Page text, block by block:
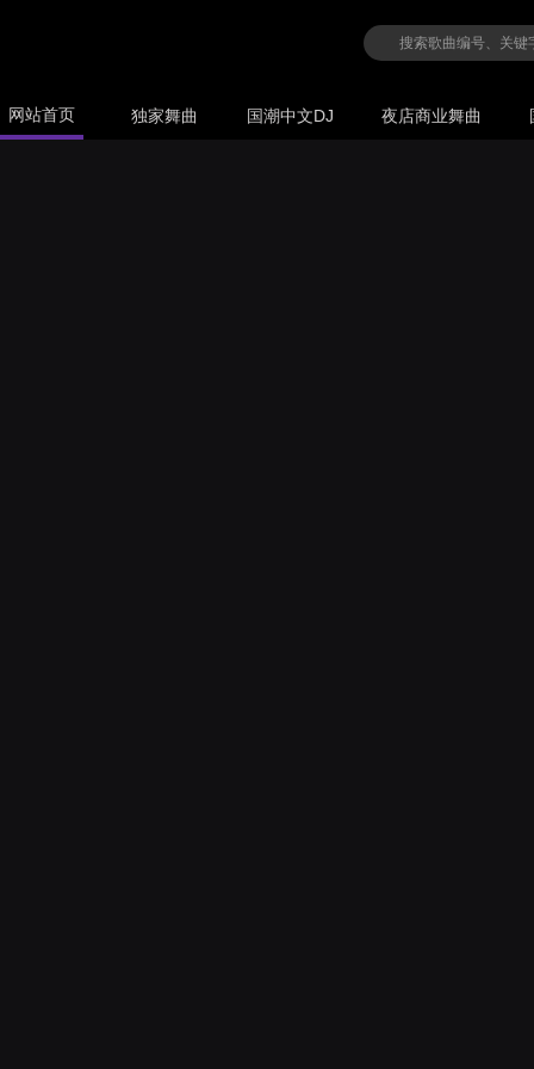
网站首页 独家舞曲 国潮中文DJ 夜店商业舞曲